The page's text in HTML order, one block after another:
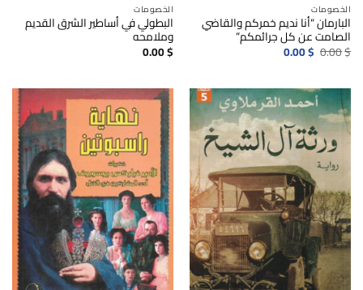
الخصومات
البارمان “أنا نديم خمركم والقاضي
الصامت عن كل جرائمكم”
0.00$ السعر
الأصلي
0.00$ السعر
الحالي
الخصومات
البطولي في أساطير الشرق القديم
وملامحه
0.00$